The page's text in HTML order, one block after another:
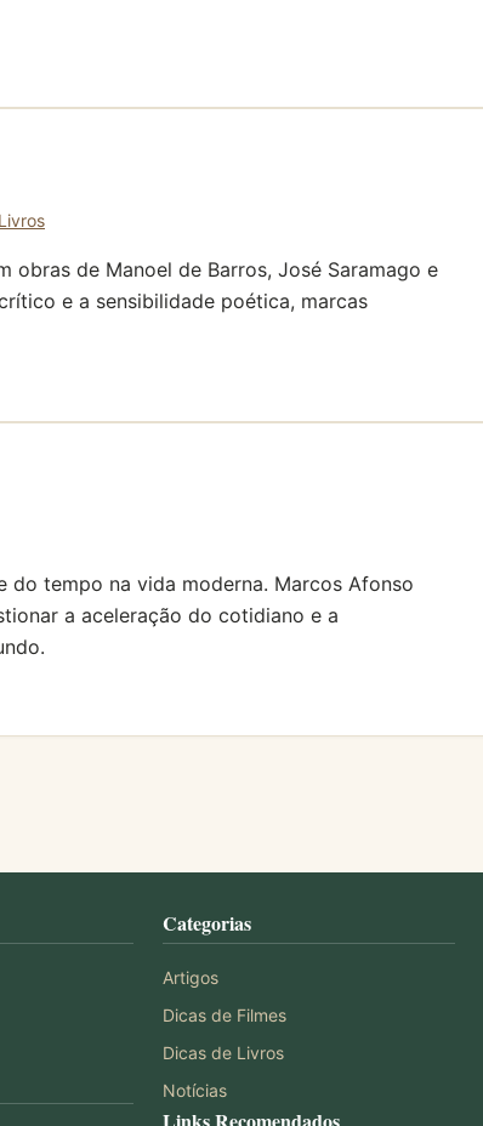
obras de Manoel de Barros, José Saramago e
e a sensibilidade poética, marcas
tempo na vida moderna. Marcos Afonso
a aceleração do cotidiano e a
Categorias
Artigos
Dicas de Filmes
Dicas de Livros
Notícias